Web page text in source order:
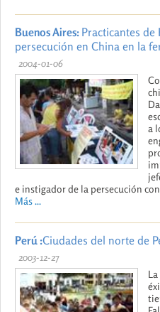
Buenos Aires: Practicantes de
persecución en China en la
2004-01-06
a
e instigador de la persecución
Más ...
Perú :Ciudades del norte de
2003-12-27